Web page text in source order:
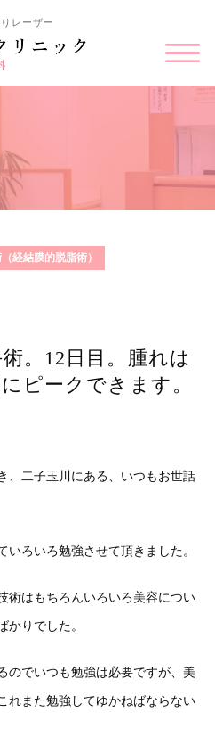
レーザー
経結膜的脱脂術）
。12日目。腫れは
ピークできます。
、二子玉川にある、いつもお世話
ろいろ勉強させて頂きました。
術はもちろんいろいろ美容につい
かりでした。
のでいつも勉強は必要ですが、美
れまた勉強してゆかねばならない